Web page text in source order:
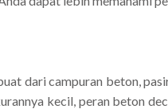
dari campuran beton,
kecil, peran beton